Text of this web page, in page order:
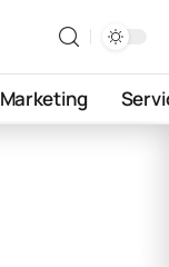
Marketing